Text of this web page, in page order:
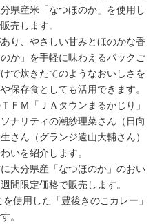
県産米「なつほのか」を使用し
売します。
り、やさしい甘みとほのかな香
か」を手軽に味わえるパックご
で炊きたてのようなおいしさを
保存食としても活用できます。
ＦＭ「ＪＡタウンまるかじり」
ナリティの潮紗理菜さん（日向
さん（グランジ遠山大輔さん）
いを紹介します。
大分県産「なつほのか」のおい
間限定価格で販売します。
使用した「豊後きのこカレー」
。